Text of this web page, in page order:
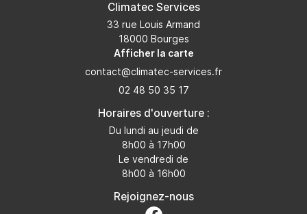
Climatec Services
33 rue Louis Armand
18000 Bourges
Afficher la carte
02 48 50 35 17
Horaires d'ouverture :
Du lundi au jeudi de
8h00 à 17h00
Le vendredi de
8h00 à 16h00
Rejoignez-nous